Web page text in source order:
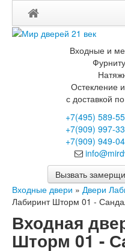
Мои заказы
Двери с
Двери Бункер
Двери Лекс
Двери Термодор
Арктика
Монолит
Стайл
Термо
Термо Лацио
Флагман
Входные и
Остекление
с доставкой
+7(495) 589-
+7(909) 997-
+7(909) 949-
Вызвать
Входные двери » Двери
Лабиринт Шторм 01 -
Входная
Шторм 01 -